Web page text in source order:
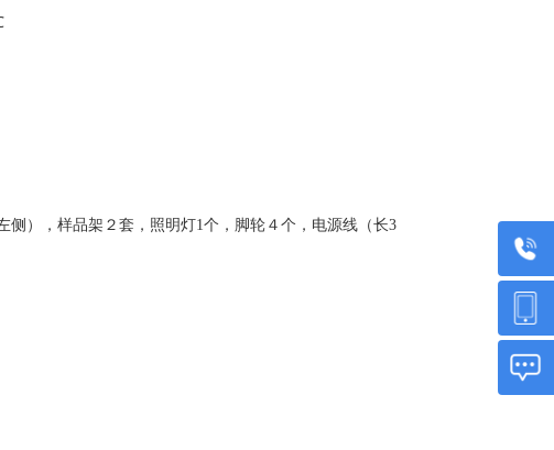
），样品架２套，照明灯1个，脚轮４个，电源线（长3